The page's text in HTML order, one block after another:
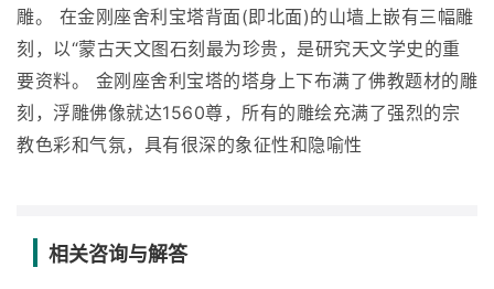
雕。 在金刚座舍利宝塔背面(即北面)的山墙上嵌有三幅雕
刻，以“蒙古天文图石刻最为珍贵，是研究天文学史的重
要资料。 金刚座舍利宝塔的塔身上下布满了佛教题材的雕
刻，浮雕佛像就达1560尊，所有的雕绘充满了强烈的宗
教色彩和气氛，具有很深的象征性和隐喻性
相关咨询与解答